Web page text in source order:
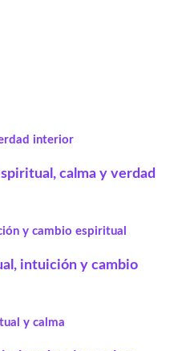
calma y verdad
intuición y cambio